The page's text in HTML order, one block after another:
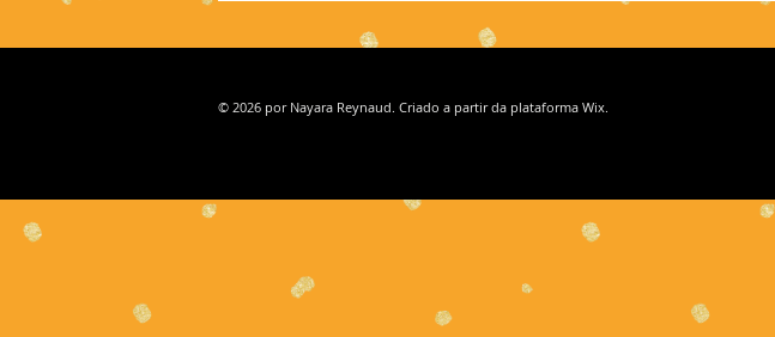
© 2026 por Nayara Reynaud. Criado a partir da plataforma Wix.